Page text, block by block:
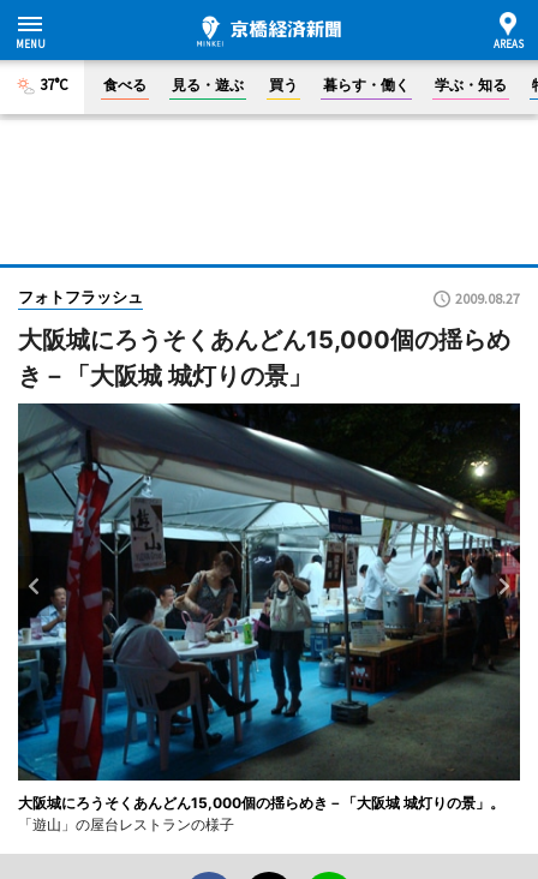
37°C 食べる 見る・遊ぶ 買う 暮らす・働く 学ぶ・知る
フォトフラッシュ 2009.08.27
大阪城にろうそくあんどん15,000個の揺らめ
き－「大阪城 城灯りの景」
大阪城にろうそくあんどん15,000個の揺らめき－「大阪城 城灯りの景」。
「遊山」の屋台レストランの様子